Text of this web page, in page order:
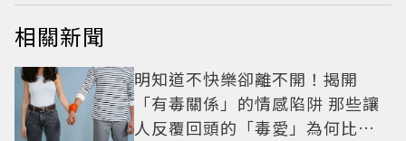
相關新聞
明知道不快樂卻離不開！揭開
「有毒關係」的情感陷阱 那些讓
人反覆回頭的「毒愛」為何比菸